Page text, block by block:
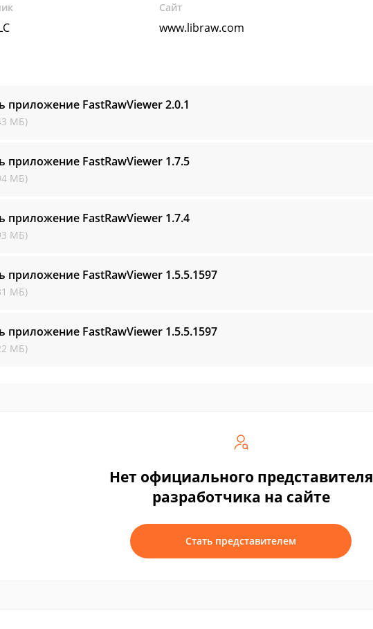
Сайт
www.libraw.com
приложение FastRawViewer2.0.1
МБ)
приложение FastRawViewer 1.7.5
МБ)
приложение FastRawViewer 1.7.4
МБ)
приложение FastRawViewer 1.5.5.1597
МБ)
приложение FastRawViewer 1.5.5.1597
МБ)
Нет официального представителя
разработчика на сайте
Стать представителем